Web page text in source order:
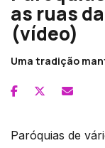
as ruas
(vídeo)
Uma tradição
Paróquias de